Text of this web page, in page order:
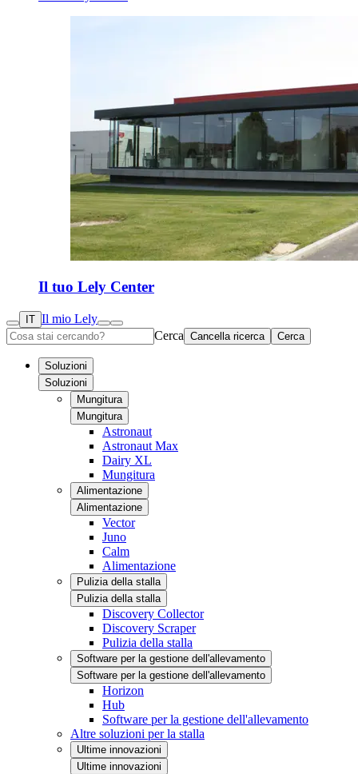
Il tuo Lely Center
IT Il mio Lely
Cerca Cancella ricerca Cerca
Soluzioni
Soluzioni
Mungitura
Mungitura
Astronaut
Astronaut Max
Dairy XL
Mungitura
Alimentazione
Alimentazione
Vector
Juno
Calm
Alimentazione
Pulizia della stalla
Pulizia della stalla
Discovery Collector
Discovery Scraper
Pulizia della stalla
Software per la gestione dell'allevamento
Software per la gestione dell'allevamento
Horizon
Hub
Software per la gestione dell'allevamento
Altre soluzioni per la stalla
Ultime innovazioni
Ultime innovazioni